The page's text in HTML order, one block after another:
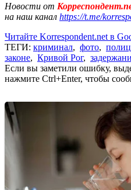
Новости от
на наш канал https://t.me/
Читайте Korrespondent.net в
ТЕГИ: криминал, фото,
законе, Кривой Рог,
Если вы заметили ошибку,
нажмите Ctrl+Enter, чтобы